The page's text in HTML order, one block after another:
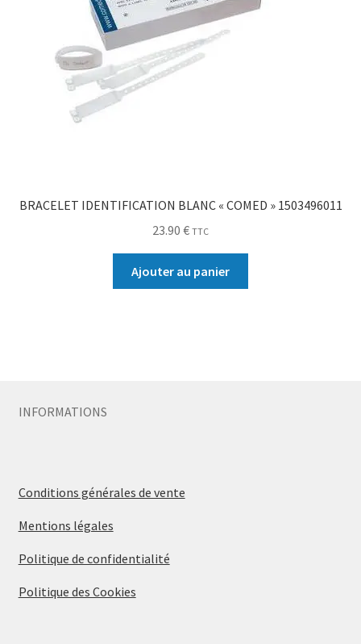
BRACELET IDENTIFICATION BLANC « COMED » 1503496011
23.90 € TTC
Ajouter au panier
INFORMATIONS
Conditions générales de vente
Mentions légales
Politique de confidentialité
Politique des Cookies